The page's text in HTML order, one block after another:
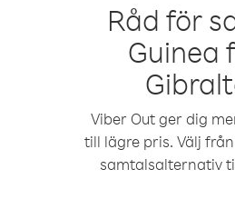
Råd för
Guinea
Viber Out ger dig
till lägre pris. Välj
samtalsalternativ